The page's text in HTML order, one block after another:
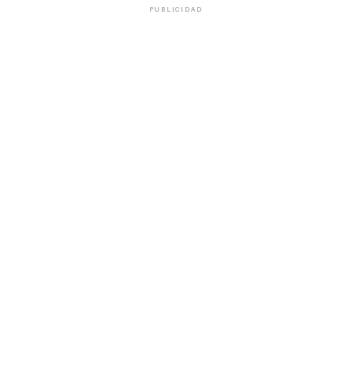
PUBLICIDAD